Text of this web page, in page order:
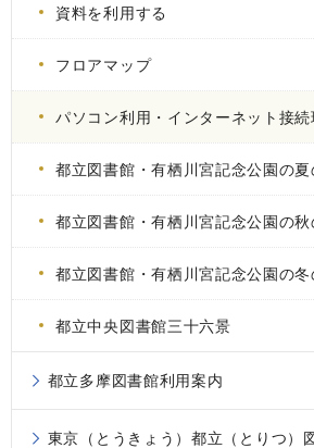
資料を利用する
フロアマップ
パソコン利用・インターネット接続
都立図書館・有栖川宮記念公園の
都立図書館・有栖川宮記念公園の
都立図書館・有栖川宮記念公園の
都立中央図書館三十六景
都立多摩図書館利用案内
東京（とうきょう）都立（とりつ）